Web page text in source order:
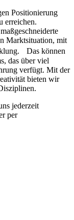
Positionierung
erreichen.
Marktsituation, mit
Das können
das über viel
verfügt. Mit der
bieten wir
jederzeit
per